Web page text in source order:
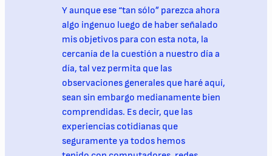
Y aunque ese “tan sólo” parezca ahora
algo ingenuo luego de haber señalado
mis objetivos para con esta nota, la
cercanía de la cuestión a nuestro día a
día, tal vez permita que las
observaciones generales que haré aquí,
sean sin embargo medianamente bien
comprendidas. Es decir, que las
experiencias cotidianas que
seguramente ya todos hemos